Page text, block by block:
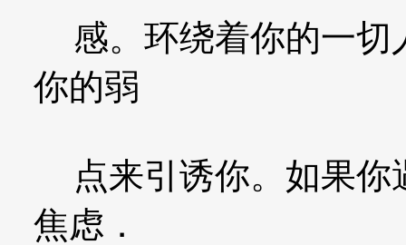
感。环绕着你的一切
你的弱
点来引诱你。如果你
焦虑．